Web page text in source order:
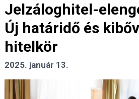
Jelzáloghitel-
Új határidő és
hitelkör
2025. január 13.